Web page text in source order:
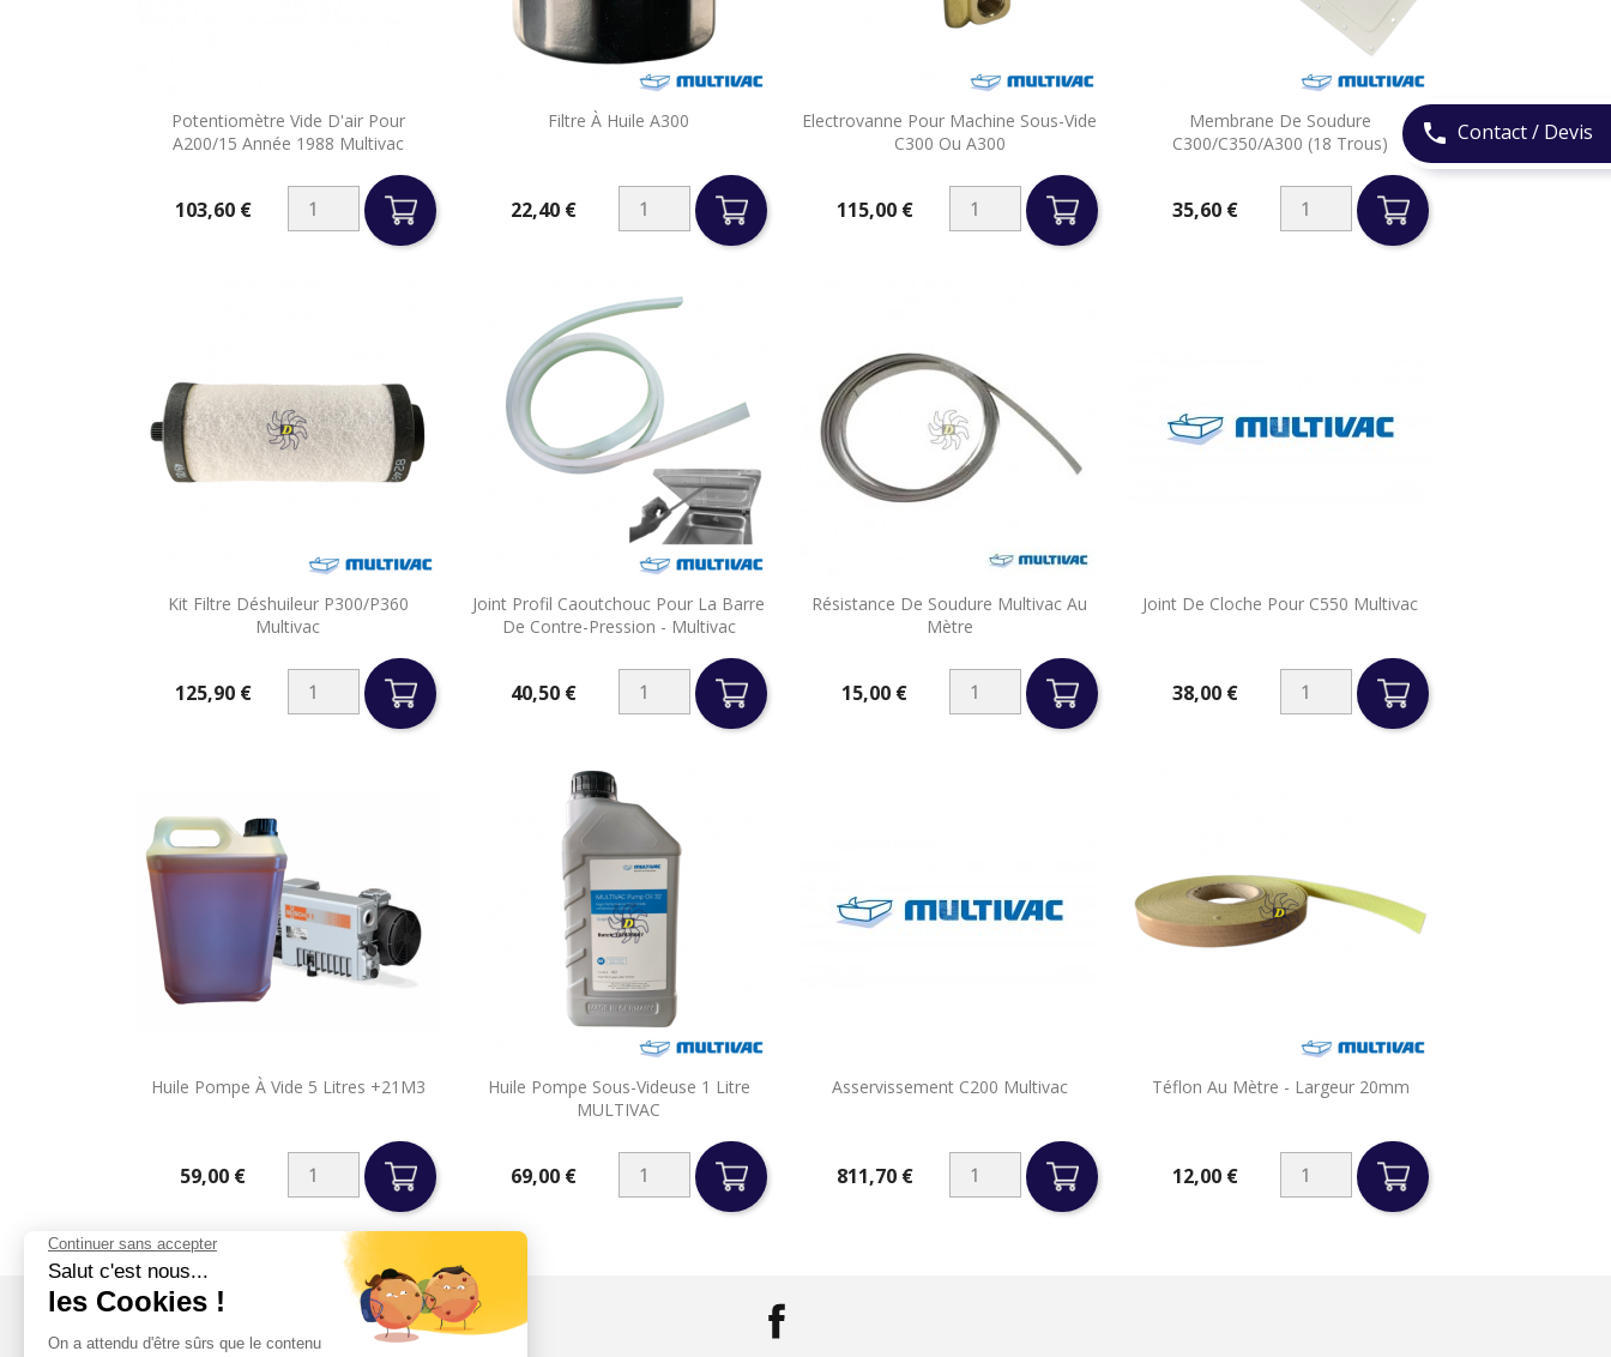
phone Contact / Devis
Potentiomètre Vide D'air Pour
A200/15 Année 1988 Multivac
103,60 €
Aperçu rapide Filtre À Huile A300
22,40 €
Aperçu rapide
Electrovanne Pour Machine Sous-Vide
C300 Ou A300
115,00 €
 Aperçu rapide
Membrane De Soudure
C300/C350/A300 (18 Trous)
35,60 €
Aperçu rapide
Kit Filtre Déshuileur P300/P360
Multivac
125,90 €
Aperçu rapide
Joint Profil Caoutchouc Pour La Barre
De Contre-Pression - Multivac
40,50 €
Aperçu rapide
Résistance De Soudure Multivac Au
Mètre
15,00 €
Aperçu rapide Joint De Cloche Pour C550 Multivac
38,00 €
Aperçu rapide
Huile Pompe À Vide 5 Litres +21M3
59,00 €
Aperçu rapide
Huile Pompe Sous-Videuse 1 Litre
MULTIVAC
69,00 €
Aperçu rapide Asservissement C200 Multivac
811,70 €
Aperçu rapide Téflon Au Mètre - Largeur 20mm
12,00 €
Aperçu rapide